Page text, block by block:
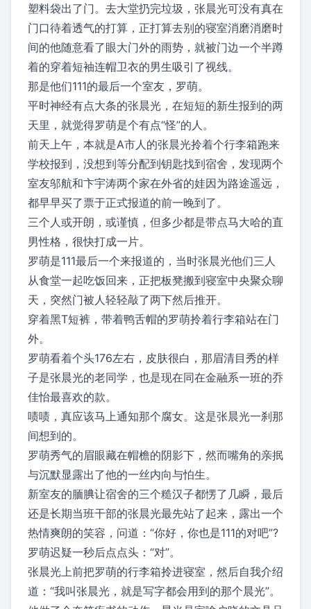
塑料袋出了门。去大堂扔完垃圾，张晨光可没有真在
门口待着透气的打算，正打算去别的寝室消磨消磨时
间的他随意看了眼大门外的雨势，就被门边一个半蹲
着的穿着短袖连帽卫衣的男生吸引了视线。
那是他们111的最后一个室友，罗萌。
平时神经有点大条的张晨光，在短短的新生报到的两
天里，就觉得罗萌是个有点“怪”的人。
前天上午，本就是A市人的张晨光拎着个行李箱跑来
学校报到，没想到等分配到钥匙找到宿舍，发现两个
室友邬航和卞宇涛两个家在外省的娃因为路途遥远，
都早早买了票于正式报道的前一晚到了。
三个人或开朗，或谨慎，但多少都是带点马大哈的直
男性格，很快打成一片。
罗萌是111最后一个来报道的，当时张晨光他们三人
从食堂一起吃饭回来，正把板凳搬到寝室中央聚众聊
天，突然门被人轻轻敲了两下然后推开。
穿着黑T短裤，带着鸭舌帽的罗萌拎着行李箱站在门
外。
罗萌看着个头176左右，皮肤很白，那眉清目秀的样
子是张晨光的老同学，也是现在同在金融系一班的乔
佳怡最喜欢的款。
啧啧，真应该马上通知那个腐女。这是张晨光一刹那
间想到的。
罗萌秀气的眉眼藏在帽檐的阴影下，然而嘴角的亲抿
与沉默显露出了他的一丝内向与怕生。
新室友的腼腆让宿舍的三个糙汉子都愣了几瞬，最后
还是长期当班干部的张晨光最先站了起来，露出一个
热情爽朗的笑容，问道：“你好，你也是111的对吧”?
罗萌迟疑一秒后点点头：“对”。
张晨光上前把罗萌的行李箱拎进寝室，然后自我介绍
道：“我叫张晨光，就是写字都会用到的那个晨光”。